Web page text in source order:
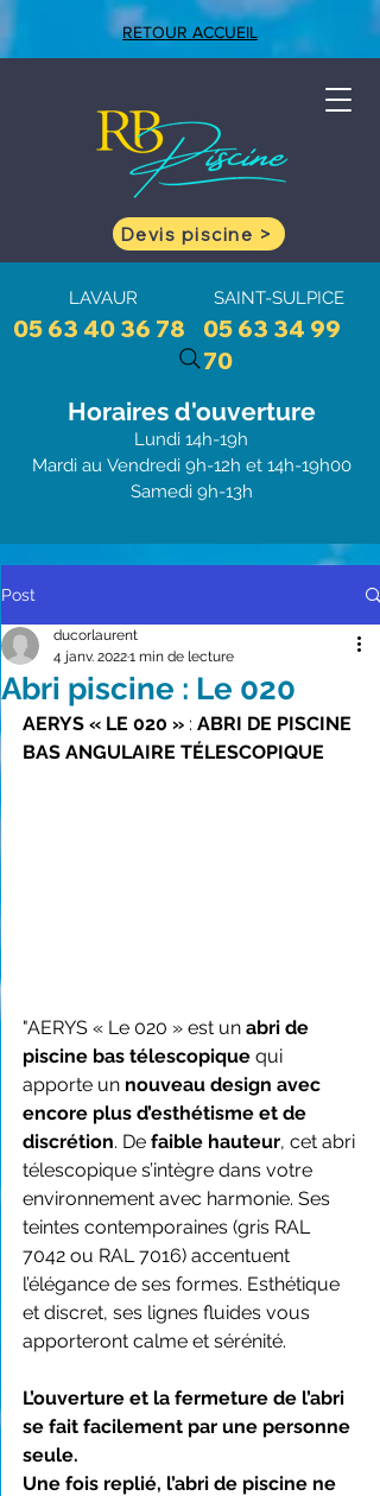
Devis piscine >
LAVAUR SAINT-SULPICE
05 63 40 36 78
05 63 34 99
70
Horaires d'ouverture
Lundi 14h-19h
Mardi au Vendredi 9h-12h et 14h-19h00
Samedi 9h-13h
RETOUR ACCUEIL
Post
Abri piscine : Le 020
ducorlaurent
4 janv. 20221 min de lecture
AERYS « LE 020 » : ABRI DE PISCINE
BAS ANGULAIRE TÉLESCOPIQUE
"AERYS « Le 020 » est un abri de
piscine bas télescopique qui
apporte un nouveau design avec
encore plus d’esthétisme et de
discrétion. De faible hauteur, cet abri
télescopique s’intègre dans votre
environnement avec harmonie. Ses
teintes contemporaines (gris RAL
7042 ou RAL 7016) accentuent
l’élégance de ses formes. Esthétique
et discret, ses lignes fluides vous
apporteront calme et sérénité.
L’ouverture et la fermeture de l’abri
se fait facilement par une personne
seule.
Une fois replié, l’abri de piscine ne